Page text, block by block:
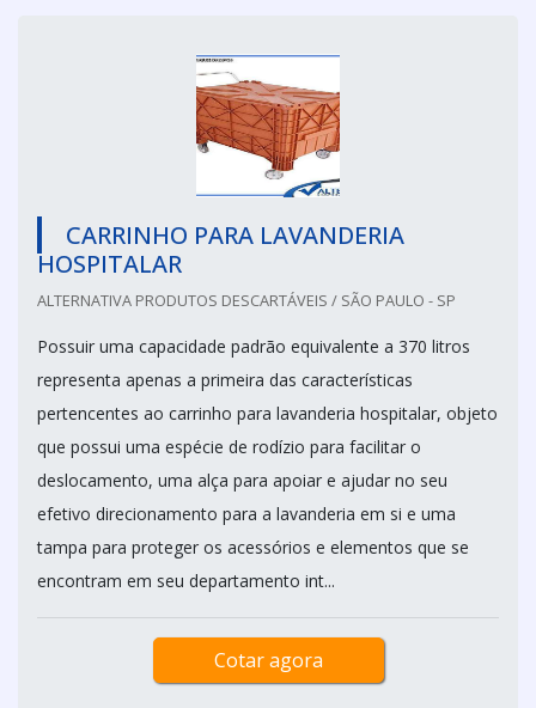
CARRINHO PARA LAVANDERIA
HOSPITALAR
ALTERNATIVA PRODUTOS DESCARTÁVEIS / SÃO PAULO - SP
Possuir uma capacidade padrão equivalente a 370 litros
representa apenas a primeira das características
pertencentes ao carrinho para lavanderia hospitalar, objeto
que possui uma espécie de rodízio para facilitar o
deslocamento, uma alça para apoiar e ajudar no seu
efetivo direcionamento para a lavanderia em si e uma
tampa para proteger os acessórios e elementos que se
encontram em seu departamento int...
Cotar agora